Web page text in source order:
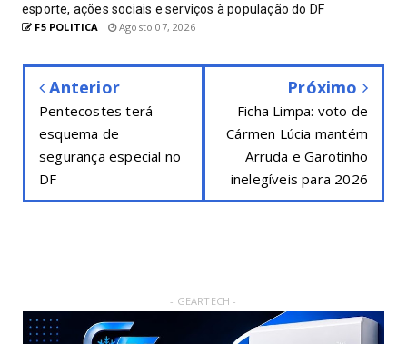
esporte, ações sociais e serviços à população do DF
F5 POLITICA Agosto 07, 2026
Anterior
Pentecostes terá
esquema de
segurança especial no
DF
Próximo
Ficha Limpa: voto de
Cármen Lúcia mantém
Arruda e Garotinho
inelegíveis para 2026
- GEARTECH -